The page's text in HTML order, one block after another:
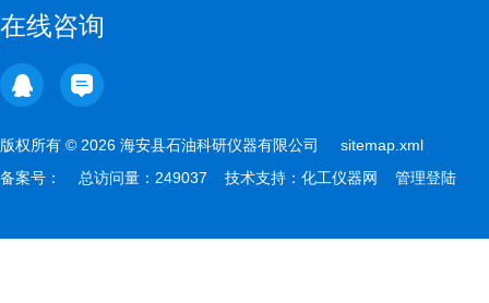
在线咨询
版权所有 © 2026 海安县石油科研仪器有限公司 sitemap.xml
备案号：
总访问量：249037 技术支持： 化工仪器网 管理登陆